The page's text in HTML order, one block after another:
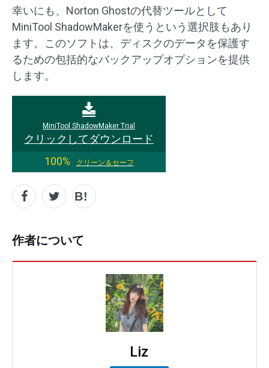
幸いにも、Norton Ghostの代替ツールとして
MiniTool ShadowMakerを使うという選択肢もあり
ます。このソフトは、ディスクのデータを保護す
るための包括的なバックアップオプションを提供
します。
MiniTool ShadowMaker Trial
クリックしてダウンロード
100%
クリーン＆セーフ
作者について
Liz